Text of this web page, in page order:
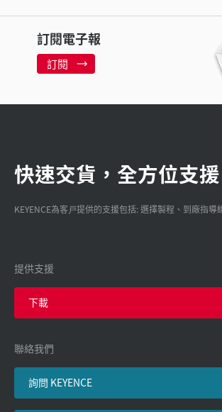
訂閱電子報
訂閱
快速交貨，全方位支援
KEYENCE為客戸提供的支援包括: 選擇製程、到廠指導
提供支援
下載
聯絡我們
詢問 KEYENCE